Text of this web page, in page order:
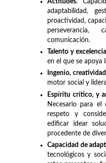
Actitudes.
adaptabilidad,
proactividad,
perseverancia,
comunicación.
Talento y
en el que se apoya
Ingenio,
motor social y
Espíritu crítico, y
Necesario para
respeto y
edificar idear
procedente de
Capacidad de
tecnológicos y